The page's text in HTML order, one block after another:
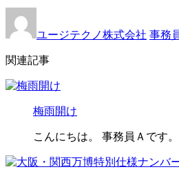
ユージテクノ株式会社 事務
関連記事
梅雨開け
こんにちは。 事務員Ａです